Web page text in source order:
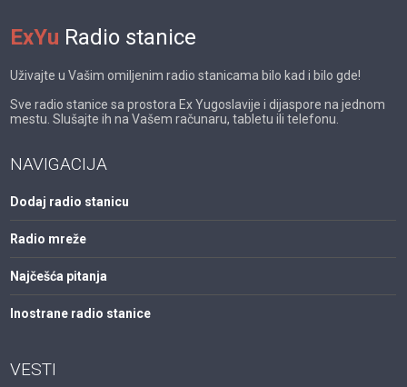
ExYu Radio stanice
Uživajte u Vašim omiljenim radio stanicama bilo kad i bilo gde!
Sve radio stanice sa prostora Ex Yugoslavije i dijaspore na jednom
mestu. Slušajte ih na Vašem računaru, tabletu ili telefonu.
NAVIGACIJA
Dodaj radio stanicu
Radio mreže
Najčešća pitanja
Inostrane radio stanice
VESTI